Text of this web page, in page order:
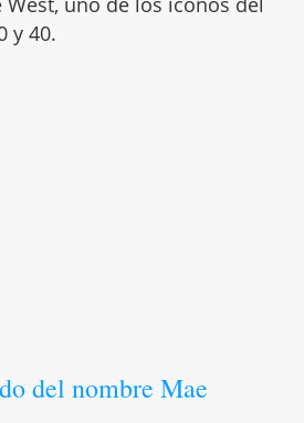
y 40.
del nombre Mae